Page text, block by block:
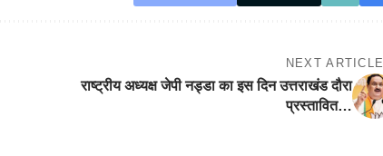
NEXT ARTICLE
राष्ट्रीय अध्यक्ष जेपी नड्डा का इस दिन उत्तराखंड दौरा
प्रस्तावित…